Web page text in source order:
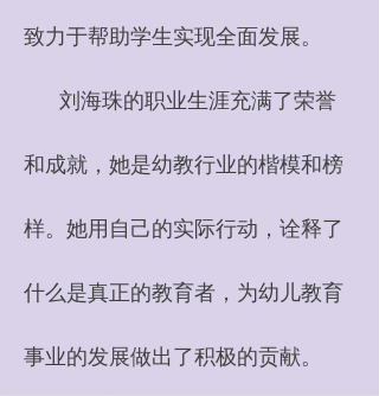
致力于帮助学生实现全面发展。
刘海珠的职业生涯充满了荣誉
和成就，她是幼教行业的楷模和榜
样。她用自己的实际行动，诠释了
什么是真正的教育者，为幼儿教育
事业的发展做出了积极的贡献。